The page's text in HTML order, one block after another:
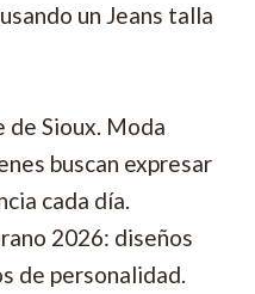
un Jeans talla
de Sioux. Moda
buscan expresar
cada día.
2026: diseños
de personalidad.